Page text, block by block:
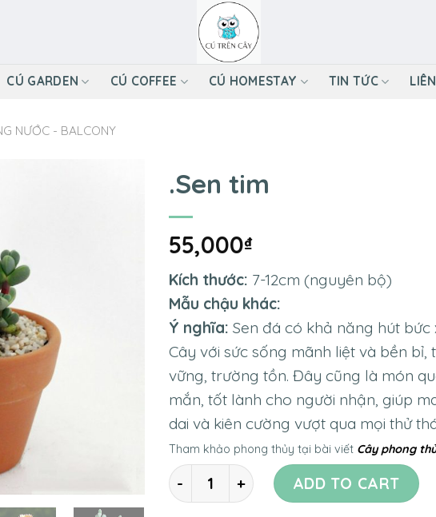
CÚ GARDEN CÚ COFFEE CÚ HOMESTAY TIN TỨC
NƯỚC - BALCONY
.Sen tim
55,000₫
Kích thước: 7-12cm (nguyên bộ)
Mẫu chậu khác:
Ý nghĩa: Sen đá có khả năng hút
Cây với sức sống mãnh liệt và bền
vững, trường tồn. Đây cũng là món
mắn, tốt lành cho người nhận, giúp
dai và kiên cường vượt qua mọi thử
Tham khảo phong thủy tại bài viết Cây phong
Quantity ADD TO CART